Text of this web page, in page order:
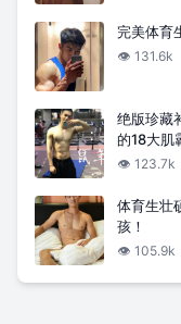
完美体育
👁️ 131.6k
绝版珍藏
的18大肌
👁️ 123.7k
体育生壮
孩！
👁️ 105.9k